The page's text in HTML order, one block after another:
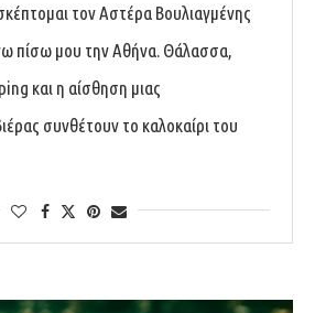
τον Αστέρα Βουλιαγμένης
πίσω μου την Αθήνα. Θάλασσα,
και η αίσθηση μιας
συνθέτουν το καλοκαίρι του